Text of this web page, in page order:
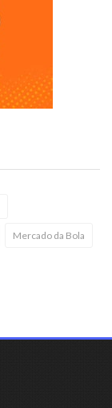
Mercado da Bola